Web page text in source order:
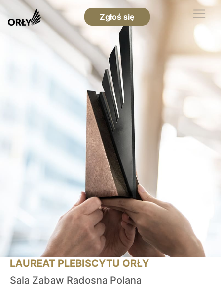
Zgłoś się
LAUREAT PLEBISCYTU ORŁY
Sala Zabaw Radosna Polana